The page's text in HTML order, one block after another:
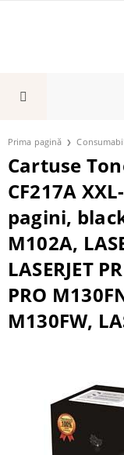
Prima pagină
Cartuse
CF217A
pagini,
M102A,
LASERJET
PRO
M130FW,